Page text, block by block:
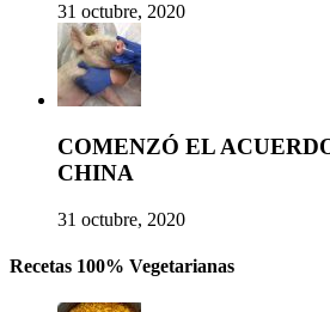
31 octubre, 2020
COMENZÓ EL
CHINA
31 octubre, 2020
Recetas 100% Vegetarianas